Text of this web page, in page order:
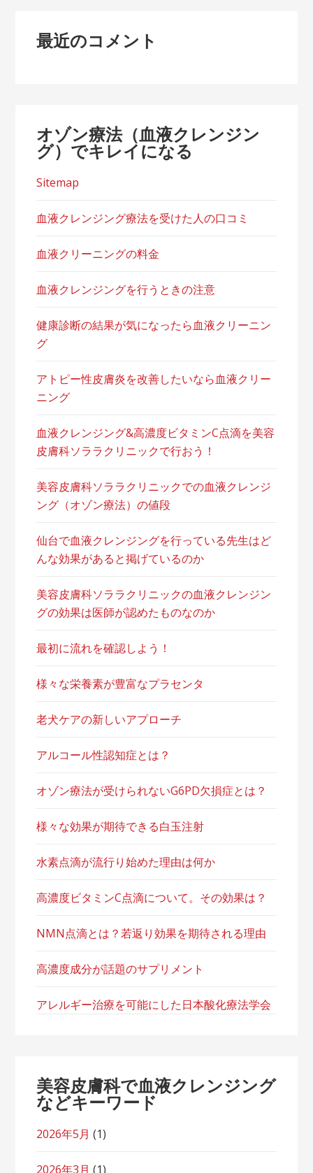
最近のコメント
オゾン療法（血液クレンジン
グ）でキレイになる
Sitemap
血液クレンジング療法を受けた人の口コミ
血液クリーニングの料金
血液クレンジングを行うときの注意
健康診断の結果が気になったら血液クリーニン
グ
アトピー性皮膚炎を改善したいなら血液クリー
ニング
血液クレンジング&高濃度ビタミンC点滴を美容
皮膚科ソララクリニックで行おう！
美容皮膚科ソララクリニックでの血液クレンジ
ング（オゾン療法）の値段
仙台で血液クレンジングを行っている先生はど
んな効果があると掲げているのか
美容皮膚科ソララクリニックの血液クレンジン
グの効果は医師が認めたものなのか
最初に流れを確認しよう！
様々な栄養素が豊富なプラセンタ
老犬ケアの新しいアプローチ
アルコール性認知症とは？
オゾン療法が受けられないG6PD欠損症とは？
様々な効果が期待できる白玉注射
水素点滴が流行り始めた理由は何か
高濃度ビタミンC点滴について。その効果は？
NMN点滴とは？若返り効果を期待される理由
高濃度成分が話題のサプリメント
アレルギー治療を可能にした日本酸化療法学会
美容皮膚科で血液クレンジング
などキーワード
2026年5月 (1)
2026年3月 (1)